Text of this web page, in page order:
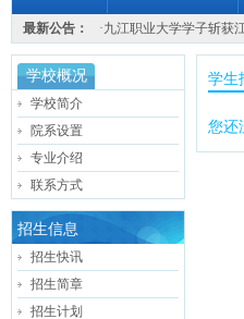
最新公告： ·九江职业大学学子斩获
学校概况
学校简介
院系设置
专业介绍
联系方式
招生信息
招生快讯
招生简章
招生计划
学生
您还